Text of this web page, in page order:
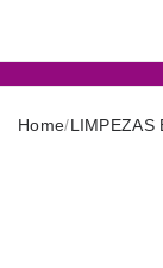
Home/LIMPEZAS